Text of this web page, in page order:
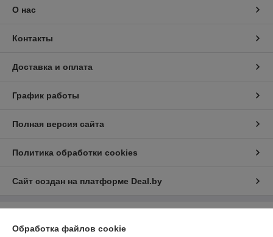
О нас
Контакты
Доставка и оплата
График работы
Полная версия сайта
Политика обработки cookies
Сайт создан на платформе Deal.by
Обработка файлов cookie